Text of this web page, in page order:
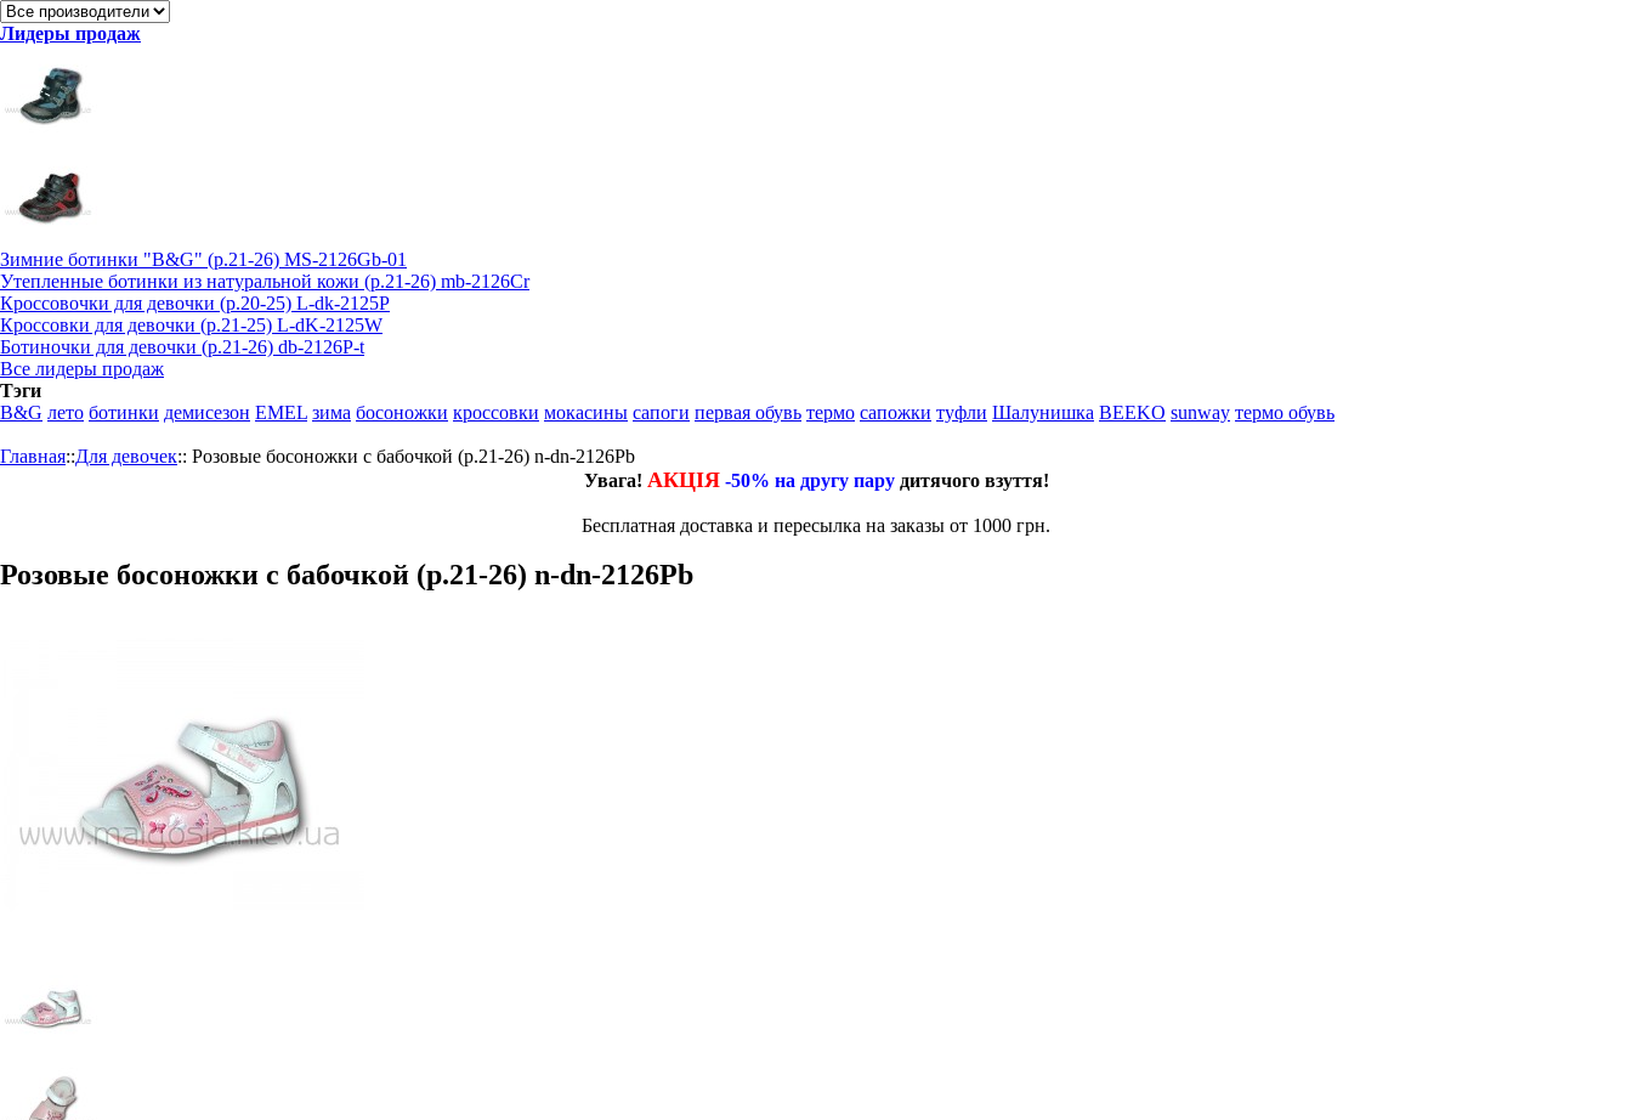
Лидеры продаж
Зимние ботинки "B&G" (р.21-26) MS-2126Gb-01
Утепленные ботинки из натуральной кожи (р.21-26) mb-2126Cr
Кроссовочки для девочки (р.20-25) L-dk-2125P
Кроссовки для девочки (р.21-25) L-dK-2125W
Ботиночки для девочки (р.21-26) db-2126P-t
Все лидеры продаж
Тэги
B&G лето ботинки демисезон EMEL зима босоножки кроссовки мокасины сапоги первая обувь термо сапожки туфли Шалунишка BEEKO sunway термо обувь
Главная::Для девочек:: Розовые босоножки с бабочкой (р.21-26) n-dn-2126Pb
Увага! АКЦІЯ -50% на другу парудитячого взуття!
Бесплатная доставка и пересылка на заказы от 1000 грн.
Розовые босоножки с бабочкой (р.21-26) n-dn-2126Pb